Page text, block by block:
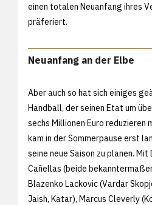
einen totalen Neuanfang ihres
präferiert.
Neuanfang an der Elbe
Aber auch so hat sich einiges
Handball, der seinen Etat um
sechs Millionen Euro reduzieren
kam in der Sommerpause erst
seine neue Saison zu planen. Mit
Cañellas (beide
Blazenko Lackovic (Vardar
Jaish, Katar), Marcus Cleverly